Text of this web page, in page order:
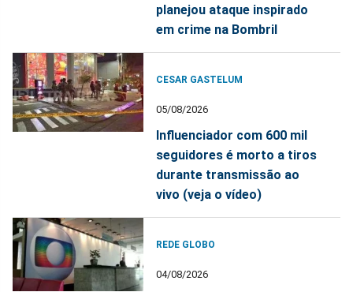
planejou ataque inspirado
em crime na Bombril
CESAR GASTELUM
05/08/2026
Influenciador com 600 mil
seguidores é morto a tiros
durante transmissão ao
vivo (veja o vídeo)
REDE GLOBO
04/08/2026